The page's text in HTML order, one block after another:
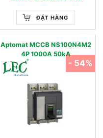
ĐẶT HÀNG
Aptomat MCCB NS100N4M2
4P 1000A 50kA
- 54%